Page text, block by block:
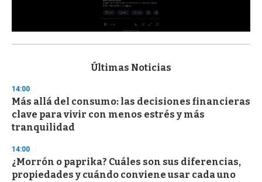
s
d
s
o
f
3
s
c
o
Últimas Noticias
14:00
Más allá del consumo: las decisiones financieras
clave para vivir con menos estrés y más
tranquilidad
14:00
¿Morrón o paprika? Cuáles son sus diferencias,
propiedades y cuándo conviene usar cada uno